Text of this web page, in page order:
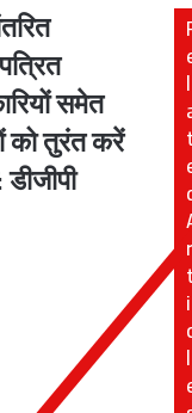
समेत
को तुरंत करें
l
r
i
l